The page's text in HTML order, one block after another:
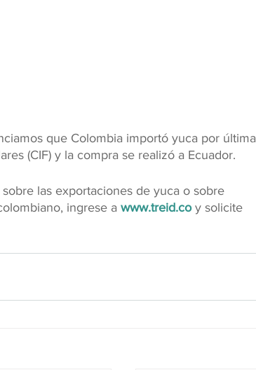
que Colombia importó yuca por última
(CIF) y la compra se realizó a Ecuador.
las exportaciones de yuca o sobre
ingrese a www.treid.co y solicite